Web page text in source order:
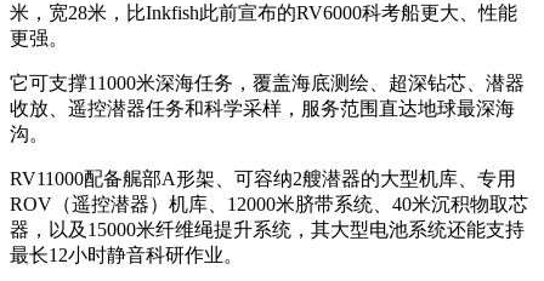
米，宽28米，比Inkfish此前宣布的RV6000科考船更大、性能
更强。
它可支撑11000米深海任务，覆盖海底测绘、超深钻芯、潜器
收放、遥控潜器任务和科学采样，服务范围直达地球最深海
沟。
RV11000配备艉部A形架、可容纳2艘潜器的大型机库、专用
ROV（遥控潜器）机库、12000米脐带系统、40米沉积物取芯
器，以及15000米纤维绳提升系统，其大型电池系统还能支持
最长12小时静音科研作业。